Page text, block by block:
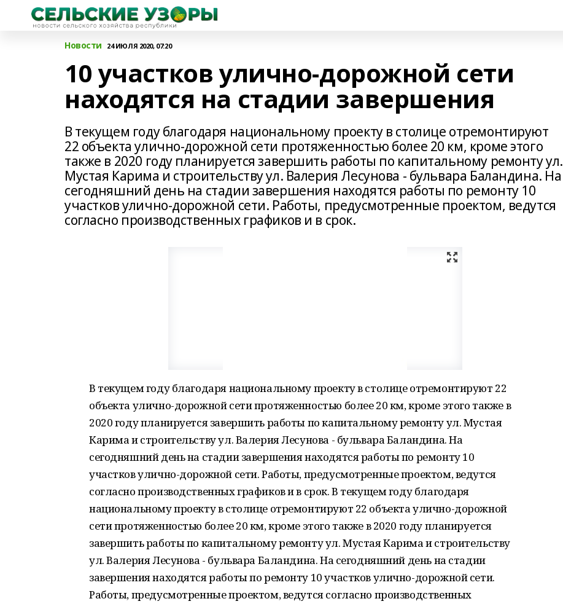
Новости 24 ИЮЛЯ 2020, 07:20
10 участков улично-дорожной сети
находятся на стадии завершения
В текущем году благодаря национальному проекту в столице отремонтируют
22 объекта улично-дорожной сети протяженностью более 20 км, кроме этого
также в 2020 году планируется завершить работы по капитальному ремонту ул.
Мустая Карима и строительству ул. Валерия Лесунова - бульвара Баландина. На
сегодняшний день на стадии завершения находятся работы по ремонту 10
участков улично-дорожной сети. Работы, предусмотренные проектом, ведутся
согласно производственных графиков и в срок.
В текущем году благодаря национальному проекту в столице отремонтируют 22
объекта улично-дорожной сети протяженностью более 20 км, кроме этого также в
2020 году планируется завершить работы по капитальному ремонту ул. Мустая
Карима и строительству ул. Валерия Лесунова - бульвара Баландина. На
сегодняшний день на стадии завершения находятся работы по ремонту 10
участков улично-дорожной сети. Работы, предусмотренные проектом, ведутся
согласно производственных графиков и в срок. В текущем году благодаря
национальному проекту в столице отремонтируют 22 объекта улично-дорожной
сети протяженностью более 20 км, кроме этого также в 2020 году планируется
завершить работы по капитальному ремонту ул. Мустая Карима и строительству
ул. Валерия Лесунова - бульвара Баландина. На сегодняшний день на стадии
завершения находятся работы по ремонту 10 участков улично-дорожной сети.
Работы, предусмотренные проектом, ведутся согласно производственных